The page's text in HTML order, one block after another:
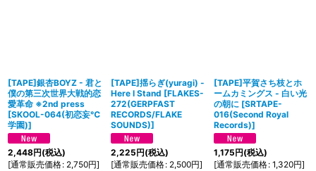
[TAPE]銀杏BOYZ - 君と
僕の第三次世界大戦的恋
愛革命 ※2nd press
[SKOOL-064(初恋妄℃
学園)]
2,448円(税込)
[通常販売価格: 2,750円]
[TAPE]揺らぎ(yuragi) -
Here I Stand [FLAKES-
272(GERPFAST
RECORDS/FLAKE
SOUNDS)]
2,225円(税込)
[通常販売価格: 2,500円]
[TAPE]平賀さち枝とホ
ームカミングス - 白い光
の朝に [SRTAPE-
016(Second Royal
Records)]
1,175円(税込)
[通常販売価格: 1,320円]